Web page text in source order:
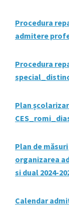
Procedura
admitere
Procedura
Plan
Plan de
organizarea
si dual 2024-
Calendar